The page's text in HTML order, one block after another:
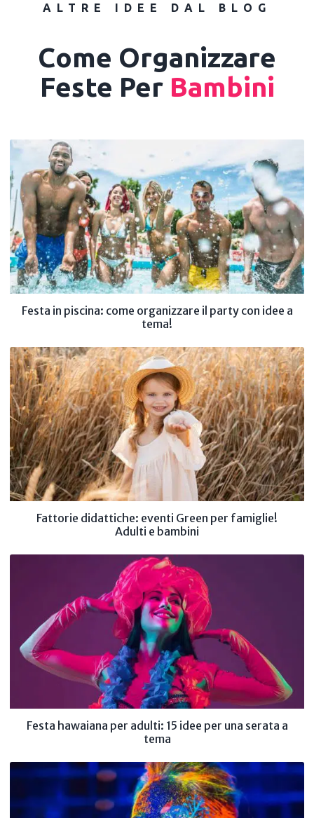
ALTRE IDEE DAL BLOG
Come Organizzare
Feste PerBambini
Festa in piscina: come organizzare il party con idee a
tema!
Fattorie didattiche: eventi Green per famiglie!
Adulti e bambini
Festa hawaiana per adulti: 15 idee per una serata a
tema